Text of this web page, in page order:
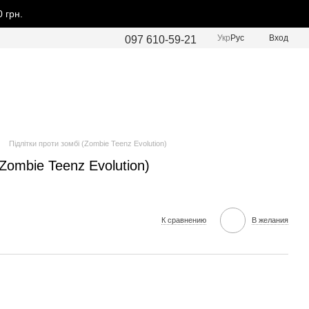
097 610-59-21 Укр Рус Вход
Підлітки проти зомбі (Zombie Teenz Evolution)
Teenz Evolution)
К сравнению В желания